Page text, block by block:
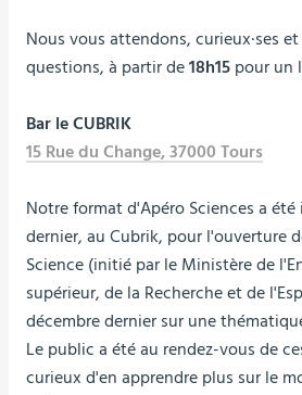
Nous vous attendons, curieux·ses
questions, à partir de 18h15 pour un
Bar le CUBRIK
15 Rue du Change, 37000 Tours
Notre format d'Apéro Sciences a
dernier, au Cubrik, pour l'ouverture
Science (initié par le Ministère de
supérieur, de la Recherche et de
décembre dernier sur une
Le public a été au rendez-vous de
curieux d'en apprendre plus sur le